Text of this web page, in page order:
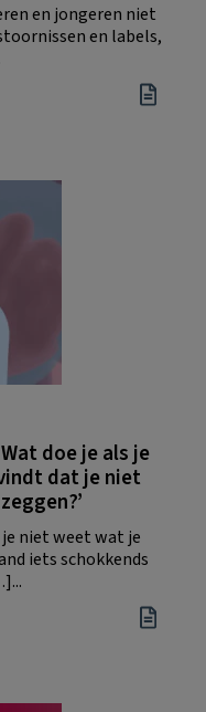
en jongeren niet
en labels,
doe je als je
dat je niet
niet weet wat je
iets schokkends